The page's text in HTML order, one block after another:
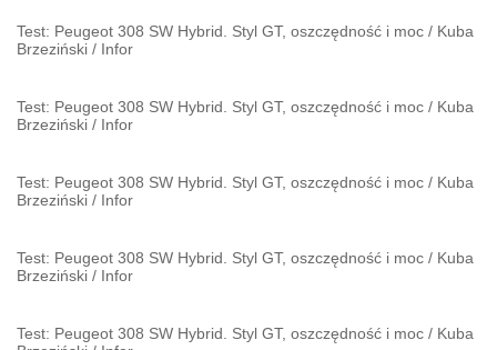
Test: Peugeot 308 SW Hybrid. Styl GT, oszczędność i moc / Kuba
Brzeziński / Infor
Test: Peugeot 308 SW Hybrid. Styl GT, oszczędność i moc / Kuba
Brzeziński / Infor
Test: Peugeot 308 SW Hybrid. Styl GT, oszczędność i moc / Kuba
Brzeziński / Infor
Test: Peugeot 308 SW Hybrid. Styl GT, oszczędność i moc / Kuba
Brzeziński / Infor
Test: Peugeot 308 SW Hybrid. Styl GT, oszczędność i moc / Kuba